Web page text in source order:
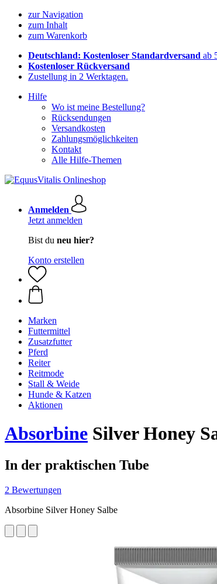
zur Navigation
zum Inhalt
zum Warenkorb
Deutschland: Kostenloser Standardversand ab
Kostenloser Rückversand
Zustellung in 2 Werktagen.
Hilfe
Wo ist meine Bestellung?
Rücksendungen
Versandkosten
Zahlungsmöglichkeiten
Kontakt
Alle Hilfe-Themen
Anmelden
Jetzt anmelden
Bist du neu hier?
Konto erstellen
Marken
Futtermittel
Zusatzfutter
Pferd
Reiter
Reitmode
Stall & Weide
Hunde & Katzen
Aktionen
Absorbine Silver Honey
In der praktischen Tube
2 Bewertungen
Absorbine Silver Honey Salbe